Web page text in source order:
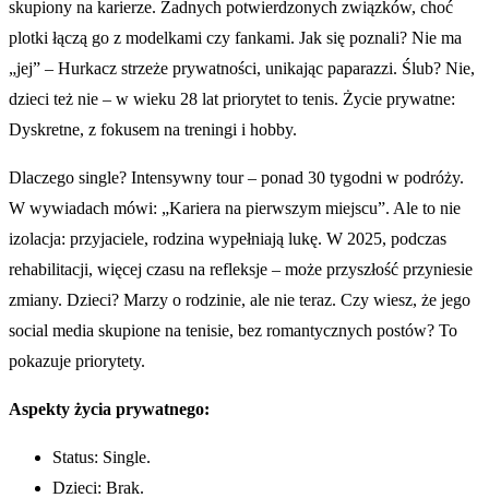
skupiony na karierze. Żadnych potwierdzonych związków, choć
plotki łączą go z modelkami czy fankami. Jak się poznali? Nie ma
„jej” – Hurkacz strzeże prywatności, unikając paparazzi. Ślub? Nie,
dzieci też nie – w wieku 28 lat priorytet to tenis. Życie prywatne:
Dyskretne, z fokusem na treningi i hobby.
Dlaczego single? Intensywny tour – ponad 30 tygodni w podróży.
W wywiadach mówi: „Kariera na pierwszym miejscu”. Ale to nie
izolacja: przyjaciele, rodzina wypełniają lukę. W 2025, podczas
rehabilitacji, więcej czasu na refleksje – może przyszłość przyniesie
zmiany. Dzieci? Marzy o rodzinie, ale nie teraz. Czy wiesz, że jego
social media skupione na tenisie, bez romantycznych postów? To
pokazuje priorytety.
Aspekty życia prywatnego:
Status: Single.
Dzieci: Brak.